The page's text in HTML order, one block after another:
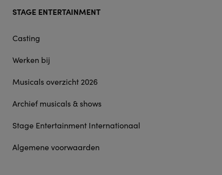
doormat
STAGE ENTERTAINMENT
Casting
Werken bij
Musicals overzicht 2026
Archief musicals & shows
Stage Entertainment Internationaal
Algemene voorwaarden